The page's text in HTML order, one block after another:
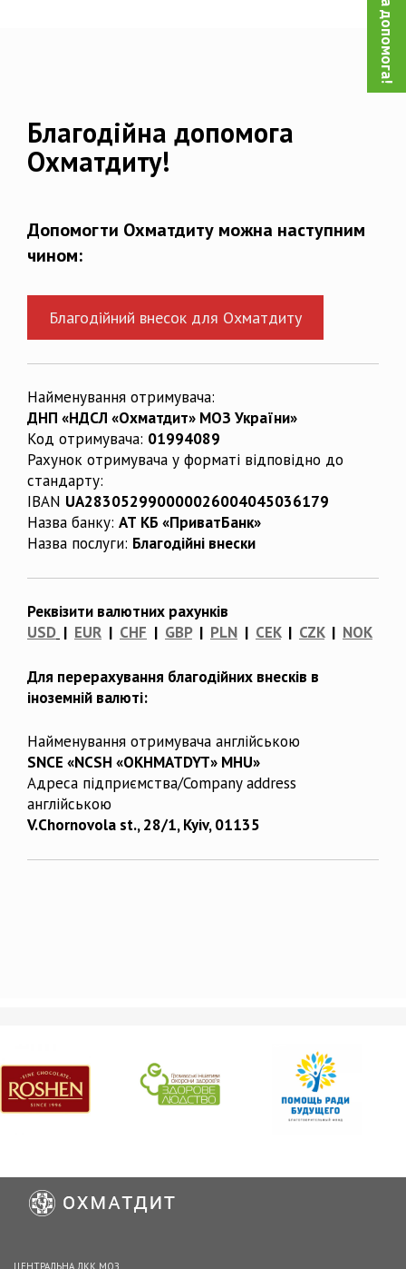
Благодійна допомога
Охматдиту!
Допомогти Охматдиту можна наступним
чином:
Благодійний внесок для Охматдиту
Найменування отримувача:
ДНП «НДСЛ «Охматдит» МОЗ України»
Код отримувача: 01994089
Рахунок отримувача у форматі відповідно до
стандарту:
IBAN UA283052990000026004045036179
Назва банку: АТ КБ «ПриватБанк»
Назва послуги: Благодійні внески
Реквізити валютних рахунків
USD | EUR | CHF | GBP| PLN | CEK| CZK| NOK
Для перерахування благодійних внесків в
іноземній валюті:
Найменування отримувача англійською
SNCE «NCSH «OKHMATDYT» MHU»
Адреса підприємства/Company address
англійською
V.Chornovola st., 28/1, Kyiv, 01135